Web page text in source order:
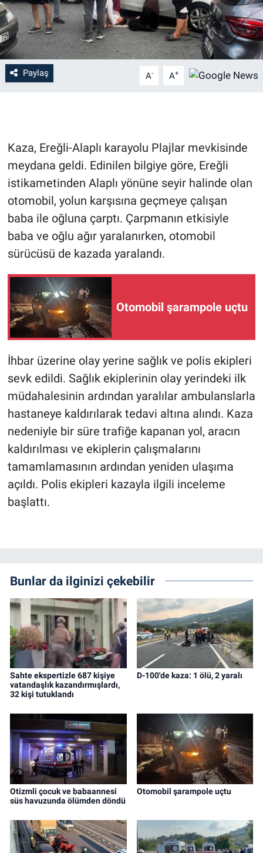
Paylaş A- A+
Kaza, Ereğli-Alaplı karayolu Plajlar mevkisinde
meydana geldi. Edinilen bilgiye göre, Ereğli
istikametinden Alaplı yönüne seyir halinde olan
otomobil, yolun karşısına geçmeye çalışan
baba ile oğluna çarptı. Çarpmanın etkisiyle
baba ve oğlu ağır yaralanırken, otomobil
sürücüsü de kazada yaralandı.
Otomobil şarampole uçtu
İhbar üzerine olay yerine sağlık ve polis ekipleri
sevk edildi. Sağlık ekiplerinin olay yerindeki ilk
müdahalesinin ardından yaralılar ambulanslarla
hastaneye kaldırılarak tedavi altına alındı. Kaza
nedeniyle bir süre trafiğe kapanan yol, aracın
kaldırılması ve ekiplerin çalışmalarını
tamamlamasının ardından yeniden ulaşıma
açıldı. Polis ekipleri kazayla ilgili inceleme
başlattı.
Bunlar da ilginizi çekebilir
Sahte ekspertizle 687 kişiye
vatandaşlık kazandırmışlardı,
32 kişi tutuklandı
D-100'de kaza: 1 ölü, 2 yaralı
Otizmli çocuk ve babaannesi
süs havuzunda ölümden döndü
Otomobil şarampole uçtu